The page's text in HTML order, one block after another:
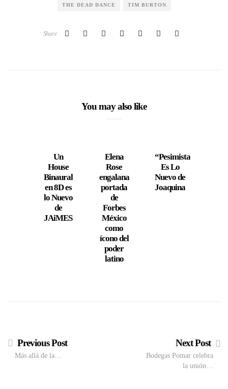
THE DEAD DANCE TIM BURTON
Share
You may also like
Un
House
Binaural
en 8D es
lo Nuevo
de
JAiMES
Elena
Rose
engalana
portada
de
Forbes
México
como
ícono del
poder
latino
“Pesimista”
Es Lo
Nuevo de
Joaquina
Previous Post
Más allá de la…
Next Post
Bodegas Pomar celebra
la unión…